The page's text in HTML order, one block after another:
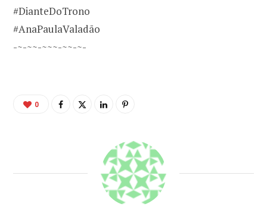
#DianteDoTrono
#AnaPaulaValadão
-~-~~-~~~-~~-~-
0